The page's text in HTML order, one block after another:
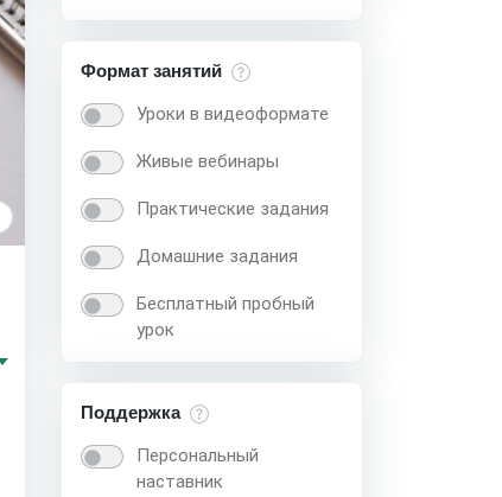
Формат занятий
Уроки в видеоформате
Живые вебинары
Практические задания
Домашние задания
Бесплатный пробный
урок
Поддержка
Персональный
наставник